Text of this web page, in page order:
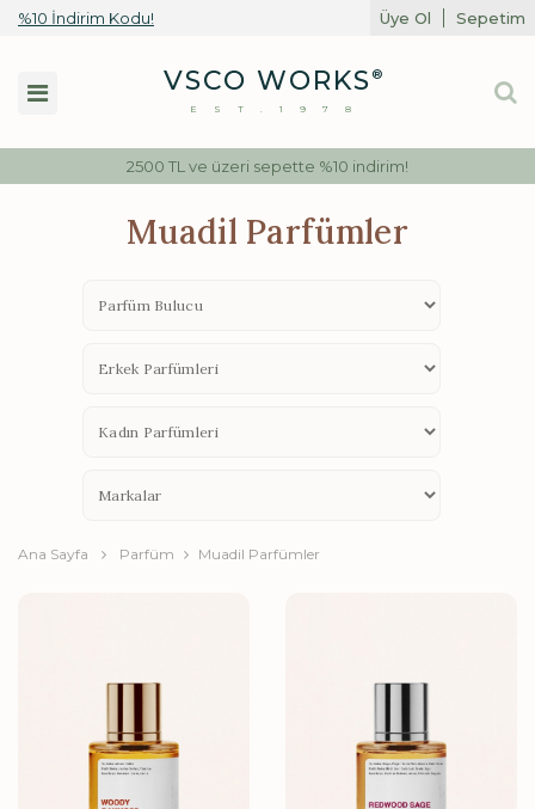
%10 İndirim Kodu! Üye Ol Sepetim
navigation
VSCO WORKS ®
EST.1978
2500 TL ve üzeri sepette %10 indirim!
Muadil Parfümler
Ana Sayfa Parfüm Muadil Parfümler